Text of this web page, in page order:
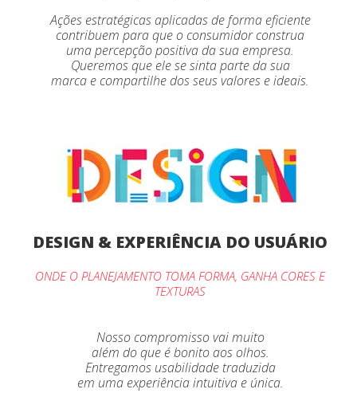
Ações estratégicas aplicadas de forma eficiente
contribuem para que o consumidor construa
uma percepção positiva da sua empresa.
Queremos que ele se sinta parte da sua
DESIGN & EXPERIÊNCIA DO USUÁRIO
ONDE O PLANEJAMENTO TOMA FORMA, GANHA CORES E
TEXTURAS
Nosso compromisso vai muito
além do que é bonito aos olhos.
Entregamos usabilidade traduzida
em uma experiência intuitiva e única.